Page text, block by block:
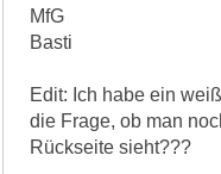
MfG
Basti
Edit: Ich habe ein
die Frage, ob man
Rückseite sieht???